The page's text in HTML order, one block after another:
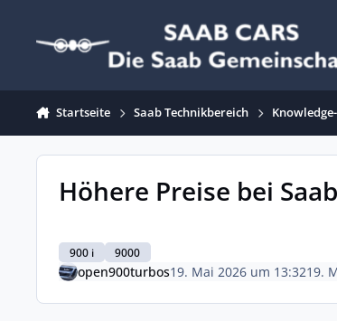
Startseite Saab Technikbereich
Höhere Preise bei
900 i 9000
open900turbos19. Mai 2026 um 13:3219.